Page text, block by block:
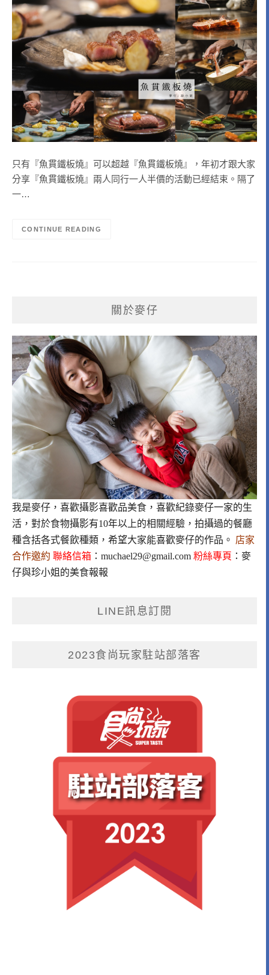
只有『魚貫鐵板燒』可以超越『魚貫鐵板燒』，年初才跟大家
分享『魚貫鐵板燒』兩人同行一人半價的活動已經結束。隔了
一…
CONTINUE READING
關於麥仔
我是麥仔，喜歡攝影喜歡品美食，喜歡紀錄麥仔一家的生
活，對於食物攝影有10年以上的相關經驗，拍攝過的餐廳
種含括各式餐飲種類，希望大家能喜歡麥仔的作品。 店家
合作邀約 聯絡信箱 ： muchael29@gmail.com 粉絲專頁 ： 麥
仔與珍小姐的美食報報
LINE訊息訂閱
2023食尚玩家駐站部落客